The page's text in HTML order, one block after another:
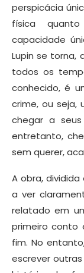
perspicácia
física
capacidade
Lupin se torna,
todos os
conhecido, é
crime, ou seja,
chegar a
entretanto,
sem querer,
A obra,
a ver
relatado em
primeiro conto
fim. No
escrever